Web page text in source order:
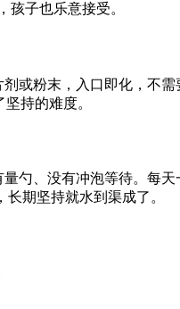
孩子也乐意接受。
或粉末，入口即化，不
持的难度。
勺、没有冲泡等待。每
期坚持就水到渠成了。